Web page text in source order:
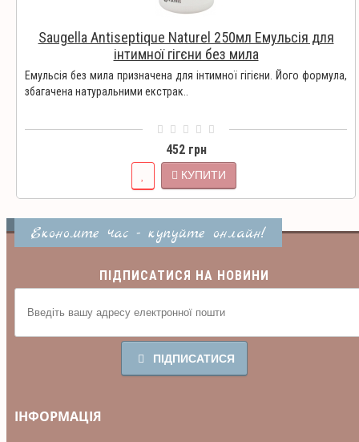
Saugella Antiseptique Naturel 250мл Емульсія для
інтимної гігєни без мила
Емульсія без мила призначена для інтимної гігієни. Його формула,
збагачена натуральними екстрак..
452 грн
КУПИТИ
Економте час - купуйте онлайн!
ПІДПИСАТИСЯ НА НОВИНИ
ПІДПИСАТИСЯ
ІНФОРМАЦІЯ